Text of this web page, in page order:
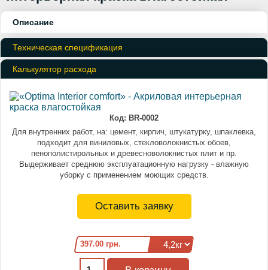
Описание
Техническая спецификация
Калькулятор расхода
Код: BR-0002
Для внутренних работ, на: цемент, кирпич, штукатурку, шпаклевка,
подходит для виниловых, стекловолокнистых обоев,
пенополистирольных и древесноволокнистых плит и пр.
Выдерживает среднюю эксплуатационную нагрузку - влажную
уборку с применением моющих средств.
Оставить заявку
397.00 грн.